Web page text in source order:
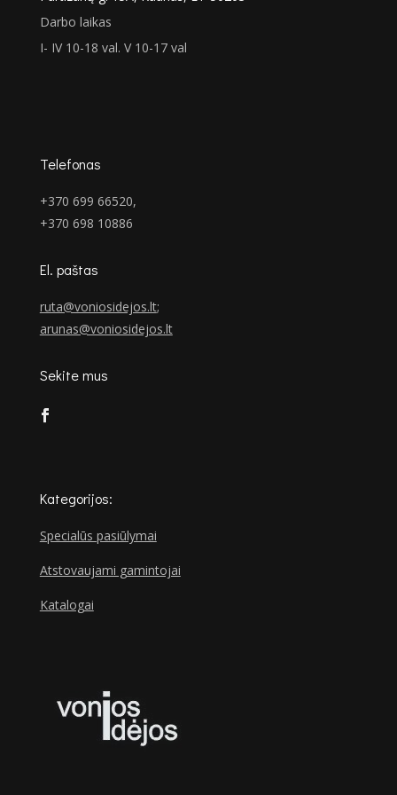
Darbo laikas
I- IV 10-18 val. V 10-17 val
Telefonas
+370 699 66520,
+370 698 10886
El. paštas
ruta@voniosidejos.lt;
arunas@voniosidejos.lt
Sekite mus
Kategorijos:
Specialūs pasiūlymai
Atstovaujami gamintojai
Katalogai